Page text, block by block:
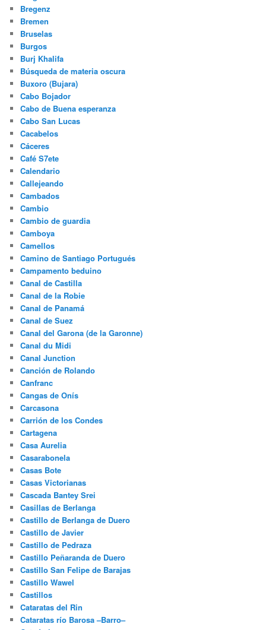
Bregenz
Bremen
Bruselas
Burgos
Burj Khalifa
Búsqueda de materia oscura
Buxoro (Bujara)
Cabo Bojador
Cabo de Buena esperanza
Cabo San Lucas
Cacabelos
Cáceres
Café S7ete
Calendario
Callejeando
Cambados
Cambio
Cambio de guardia
Camboya
Camellos
Camino de Santiago Portugués
Campamento beduino
Canal de Castilla
Canal de la Robie
Canal de Panamá
Canal de Suez
Canal del Garona (de la Garonne)
Canal du Midi
Canal Junction
Canción de Rolando
Canfranc
Cangas de Onís
Carcasona
Carrión de los Condes
Cartagena
Casa Aurelia
Casarabonela
Casas Bote
Casas Victorianas
Cascada Bantey Srei
Casillas de Berlanga
Castillo de Berlanga de Duero
Castillo de Javier
Castillo de Pedraza
Castillo Peñaranda de Duero
Castillo San Felipe de Barajas
Castillo Wawel
Castillos
Cataratas del Rin
Cataratas río Barosa –Barro–